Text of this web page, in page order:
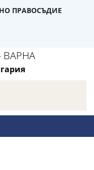
ПРАВОСЪДИЕ
ВАРНА